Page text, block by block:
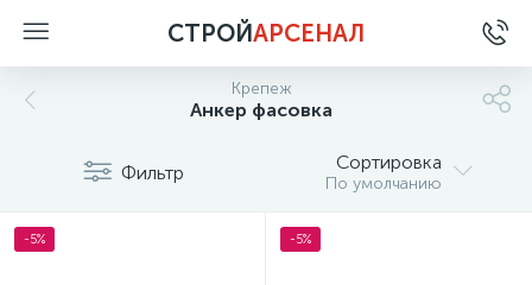
СТРОЙАРСЕНАЛ
Крепеж
Анкер фасовка
Фильтр Сортировка
По умолчанию
-5% -5%